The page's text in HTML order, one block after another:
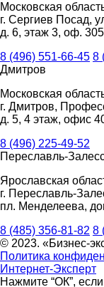
Московская
г. Сергиев Посад,
д. 6, этаж 3, оф.
8 (496) 551-66-45 8
Дмитров
Московская
г. Дмитров,
д. 5, 4 этаж, офис
8 (496) 225-49-52
Переславль-
Ярославская
г. Переславль-
пл. Менделеева,
8 (485) 356-81-82 8
© 2023. «Бизнес-
Политика
Интернет-Эксперт
Нажмите “ОК”,